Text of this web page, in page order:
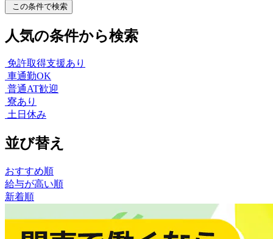
この条件で検索
人気の条件から検索
免許取得支援あり
車通勤OK
普通AT歓迎
寮あり
土日休み
並び替え
おすすめ順
給与が高い順
新着順